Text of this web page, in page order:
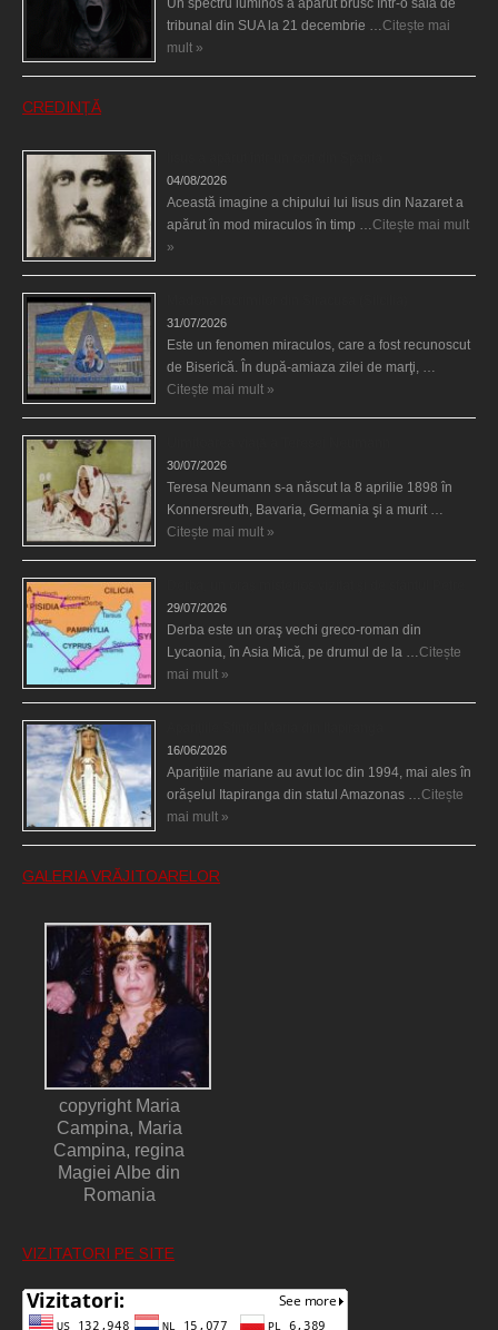
tribunal din SUA la 21 decembrie … Citește mai
mult »
CREDINȚĂ
04/08/2026
Această imagine a chipului lui Iisus din Nazaret a
apărut în mod miraculos în timp … Citește mai mult
»
31/07/2026
Este un fenomen miraculos, care a fost recunoscut
de Biserică. În după-amiaza zilei de marţi, …
Citește mai mult »
30/07/2026
Teresa Neumann s-a născut la 8 aprilie 1898 în
Konnersreuth, Bavaria, Germania şi a murit …
Citește mai mult »
29/07/2026
Derba este un oraş vechi greco-roman din
Lycaonia, în Asia Mică, pe drumul de la … Citește
mai mult »
16/06/2026
Aparițiile mariane au avut loc din 1994, mai ales în
orășelul Itapiranga din statul Amazonas … Citește
mai mult »
GALERIA VRĂJITOARELOR
copyright Maria
Campina, Maria
Campina, regina
Magiei Albe din
Romania
VIZITATORI PE SITE